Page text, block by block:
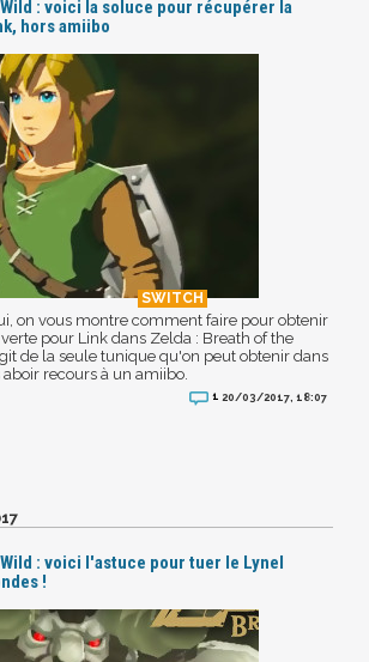
: voici la soluce pour récupérer la
hors amiibo
on vous montre comment faire pour obtenir
pour Link dans Zelda : Breath of the
de la seule tunique qu'on peut obtenir dans
aboir recours à un amiibo.
1 20/03/2017, 18:07
: voici l'astuce pour tuer le Lynel
!